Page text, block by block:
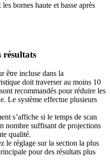
bornes haute et basse après
résultats
être incluse dans la
doit traverser au moins 10
sont recommandés pour réduire les
Le système effectue plusieurs
s’affiche si le temps de scan
nombre suffisant de projections
qualité.
le réglage sur la section la plus
pour des résultats plus